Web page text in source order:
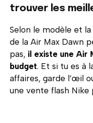
trouver les
Selon le modèle et
de la Air Max Dawn
pas, il existe une Air
budget. Et si tu es à
affaires, garde l’œil
une vente flash